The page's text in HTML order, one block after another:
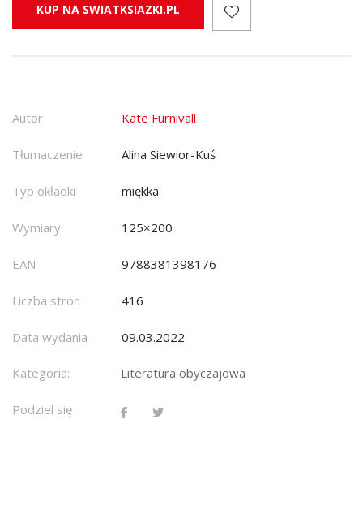
KUP NA SWIATKSIAZKI.PL
Autor Kate Furnivall
Tłumaczenie Alina Siewior-Kuś
Typ okładki miękka
Wymiary 125×200
EAN 9788381398176
Liczba stron 416
Data wydania 09.03.2022
Kategoria: Literatura obyczajowa
Podziel się